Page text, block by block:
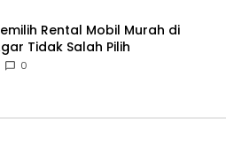
Rental Mobil Murah di
Tidak Salah Pilih
0